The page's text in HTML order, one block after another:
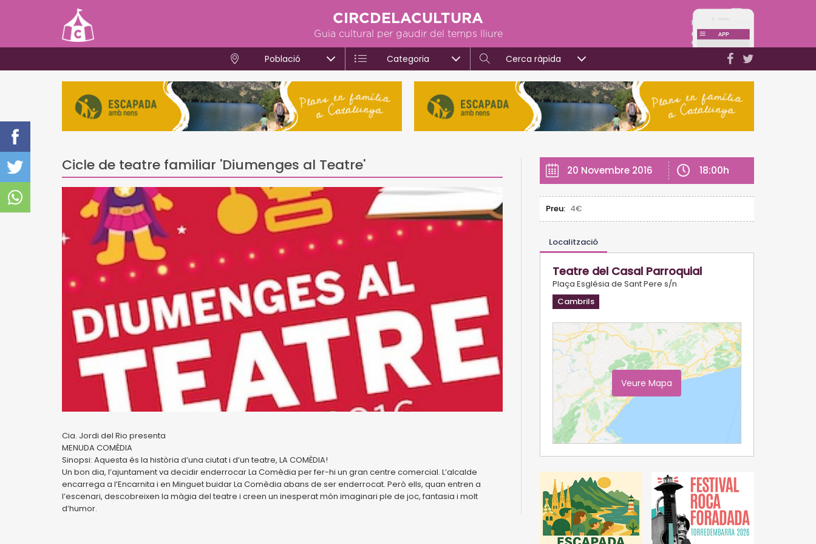
CIRCDELACULTURA
Guia cultural per gaudir del temps lliure
Població Categoria Cerca ràpida
Cicle de teatre familiar 'Diumenges al Teatre'
Cia. Jordi del Rio presenta
MENUDA COMÈDIA
Sinopsi: Aquesta és la història d’una ciutat i d’un teatre, LA COMÈDIA!
Un bon dia, l’ajuntament va decidir enderrocar La Comèdia per fer-hi un gran centre comercial. L’alcalde
encarrega a l’Encarnita i en Minguet buidar La Comèdia abans de ser enderrocat. Però ells, quan entren a
l’escenari, descobreixen la màgia del teatre i creen un inesperat món imaginari ple de joc, fantasia i molt
d’humor.
20 Novembre 2016 18:00h
Preu: 4€
Localització
Teatre del Casal Parroquial
Plaça Església de Sant Pere s/n
Cambrils
Veure Mapa